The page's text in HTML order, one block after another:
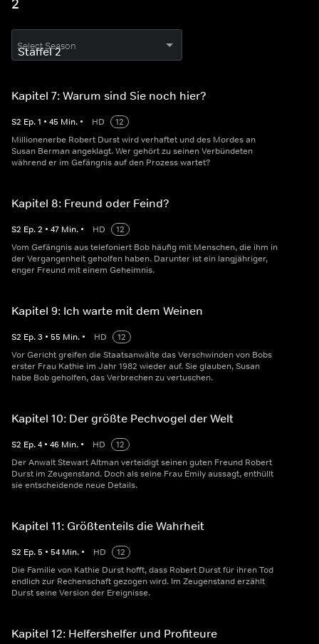
2
Select Season
Kapitel 7: Warum sind Sie noch hier?
S2 Ep.1 • 45 Min. • HD
12
Millionenerbe Robert Durst wird verhaftet und des Mordes an
Susan Berman angeklagt. Wer gehört zu seinen Verbündeten
während er im Gefängnis auf den Prozess wartet?
Kapitel 8: Freund oder Feind?
S2 Ep.2 • 47 Min. • HD
12
Vom Gefängnis aus telefoniert Bob häufig mit Menschen, die ihm in
der Vergangenheit geholfen haben. Darunter ist ein langjähriger,
enger Freund mit einem Geheimnis.
Kapitel 9: Ich warte mit dem Weinen
S2 Ep.3 • 55 Min. • HD
12
Vor Gericht greifen die Staatsanwälte das Verschwinden von Bobs
erster Frau Kathie im Jahr 1982 wieder auf. Sie glauben, Susan
habe Bob geholfen, das Verbrechen zu vertuschen.
Kapitel 10: Der größte Pechvogel der Welt
S2 Ep.4 • 46 Min. • HD
12
Der Anwalt Stewart Altman verteidigt seinen guten Freund Robert
Durst im Zeugenstand. Doch als seine Frau Emily aussagt, enthüllt
sie entscheidende neue Details.
Kapitel 11: Größtenteils die Wahrheit
S2 Ep.5 • 54 Min. • HD
12
Die Familie von Kathie Durst hofft, dass Robert Durst für ihren Tod
endlich zur Rechenschaft gezogen wird. Im Zeugenstand erzählt
Durst seine Version der Ereignisse.
Kapitel 12: Helfershelfer und Profiteure